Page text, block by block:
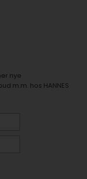
nye
m.m. hos HANNES